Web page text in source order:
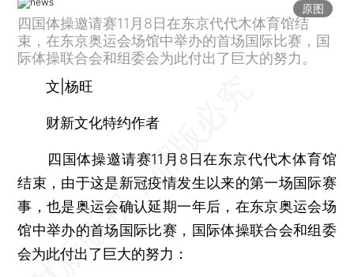
原图
四国体操邀请赛11月8日在东京代代木体育馆结
束，在东京奥运会场馆中举办的首场国际比赛，国
际体操联合会和组委会为此付出了巨大的努力。
文|杨旺
财新文化特约作者
四国体操邀请赛11月8日在东京代代木体育馆
结束，由于这是新冠疫情发生以来的第一场国际赛
事，也是奥运会确认延期一年后，在东京奥运会场
馆中举办的首场国际比赛，国际体操联合会和组委
会为此付出了巨大的努力：